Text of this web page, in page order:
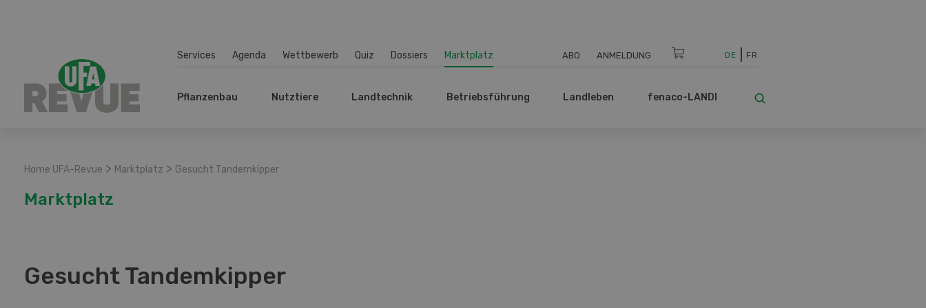
Services Agenda Wettbewerb Quiz Dossiers Marktplatz ABO ANMELDUNG DE FR
Pflanzenbau Nutztiere Landtechnik Betriebsführung Landleben fenaco-LANDI
Home UFA-Revue > Marktplatz > Gesucht Tandemkipper
Marktplatz
Gesucht Tandemkipper